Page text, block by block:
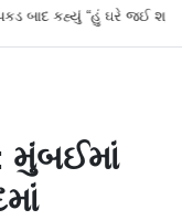
“હું ઘરે જઈ શકું?” ‘હું
મુંબઈમાં